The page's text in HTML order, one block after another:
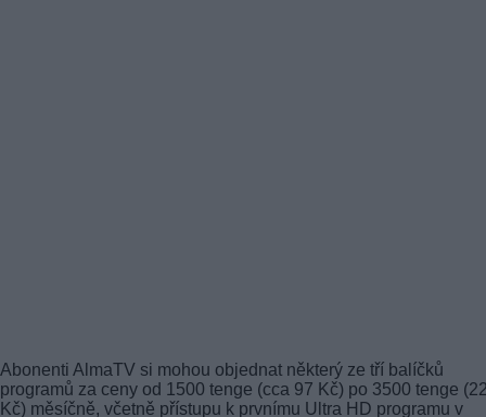
Abonenti AlmaTV si mohou objednat některý ze tří balíčků
programů za ceny od 1500 tenge (cca 97 Kč) po 3500 tenge
Kč) měsíčně, včetně přístupu k prvnímu Ultra HD programu v